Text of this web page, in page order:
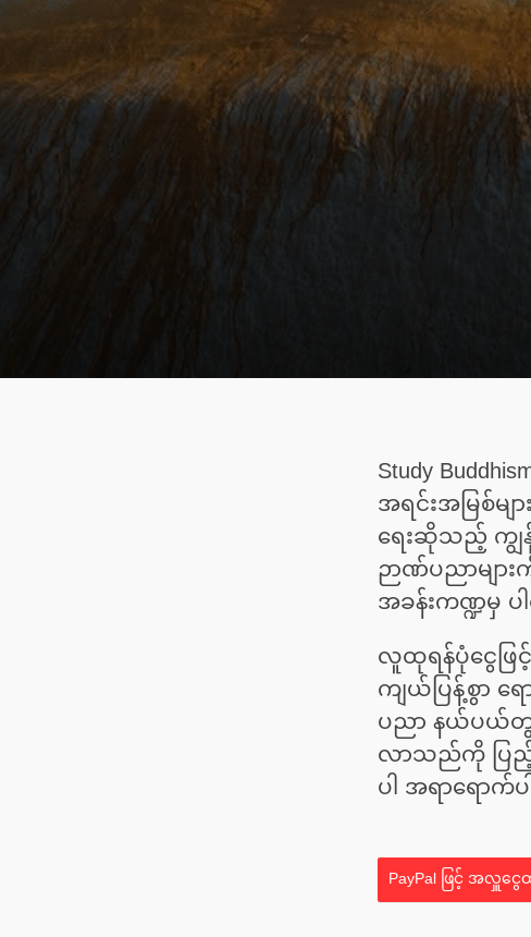
Study
အရင်းအမြစ်မျ
ရေးဆိုသည့် ကျွန်ု
ဉာဏ်ပညာမျာ
အခန်းကဏ္ဍမှ ပ
လူထုရန်ပုံငွေဖြ
ကျယ်ပြန့်စွာ ရ
ပညာ နယ်ပယ်တွ
လာသည်ကို ပြည့်
ပါ အရာရောက်
PayPal ဖြင့် အလှူငွေ